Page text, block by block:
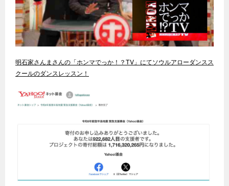
明石家さんまさんの「ホンマでっか！？TV」にてソウルアローダンスス
クールのダンスレッスン！